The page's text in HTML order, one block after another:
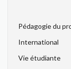
Pédagogie du
International
Vie étudiante